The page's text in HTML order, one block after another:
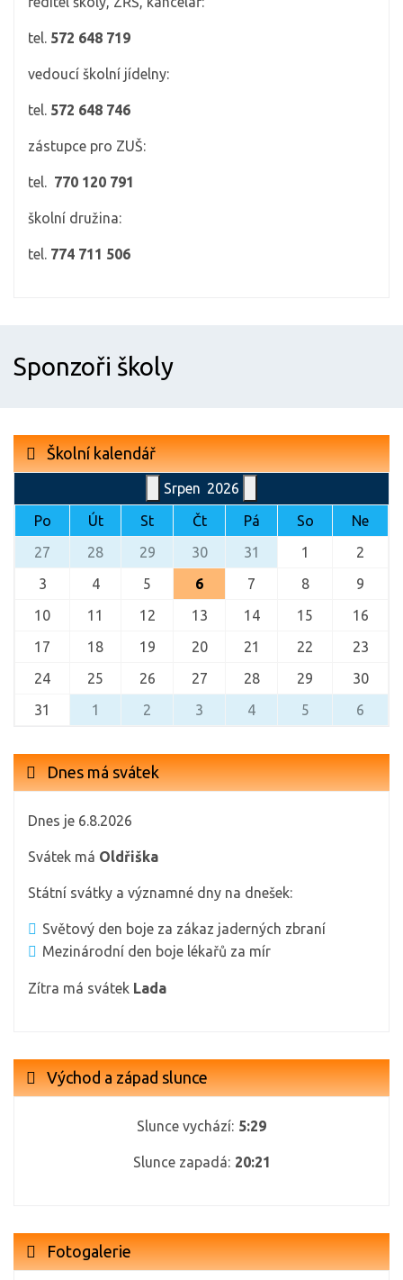
tel. 572 648 719
vedoucí školní jídelny:
tel. 572 648 746
zástupce pro ZUŠ:
tel. 770 120 791
školní družina:
tel. 774 711 506
Sponzoři školy
Školní kalendář
Srpen 2026
Po
Út St Čt Pá So
Ne
27
28 29 30 31 1
2
3
4 5 6 7 8
9
10
11 12 13 14 15
16
17
18 19 20 21 22
23
24
25 26 27 28 29
30
31
1 2 3 4 5 6
Dnes má svátek
Dnes je 6.8.2026
Svátek má Oldřiška
Státní svátky a významné dny na dnešek:
Světový den boje za zákaz jaderných zbraní
Mezinárodní den boje lékařů za mír
Zítra má svátek Lada
Východ a západ slunce
Slunce vychází: 5:29
Slunce zapadá: 20:21
Fotogalerie